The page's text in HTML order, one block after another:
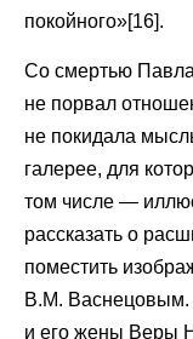
покойного»[16].
Со смертью
не порвал
не покидала
галерее, для
том числе —
рассказать о
поместить
В.М. Васнецовым.
и его жены Веры